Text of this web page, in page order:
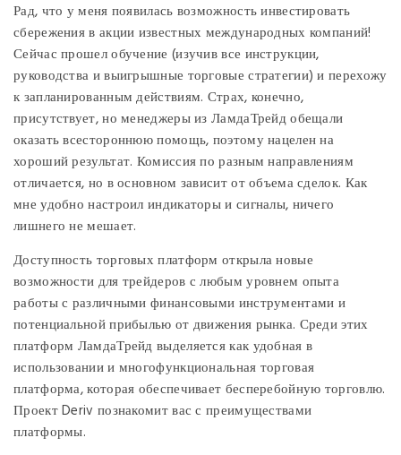
Рад, что у меня появилась возможность инвестировать
сбережения в акции известных международных компаний!
Сейчас прошел обучение (изучив все инструкции,
руководства и выигрышные торговые стратегии) и перехожу
к запланированным действиям. Страх, конечно,
присутствует, но менеджеры из ЛамдаТрейд обещали
оказать всестороннюю помощь, поэтому нацелен на
хороший результат. Комиссия по разным направлениям
отличается, но в основном зависит от объема сделок. Как
мне удобно настроил индикаторы и сигналы, ничего
лишнего не мешает.
Доступность торговых платформ открыла новые
возможности для трейдеров с любым уровнем опыта
работы с различными финансовыми инструментами и
потенциальной прибылью от движения рынка. Среди этих
платформ ЛамдаТрейд выделяется как удобная в
использовании и многофункциональная торговая
платформа, которая обеспечивает бесперебойную торговлю.
Проект Deriv познакомит вас с преимуществами
платформы.